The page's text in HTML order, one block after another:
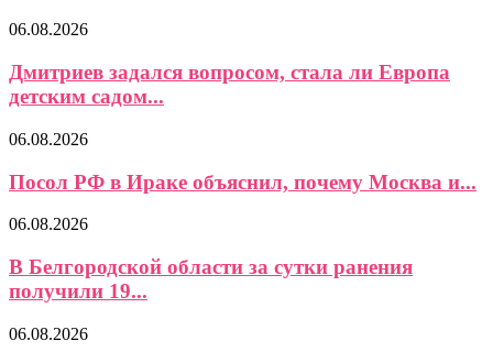
06.08.2026
Дмитриев задался вопросом, стала ли Европа
детским садом...
06.08.2026
Посол РФ в Ираке объяснил, почему Москва и...
06.08.2026
В Белгородской области за сутки ранения
получили 19...
06.08.2026